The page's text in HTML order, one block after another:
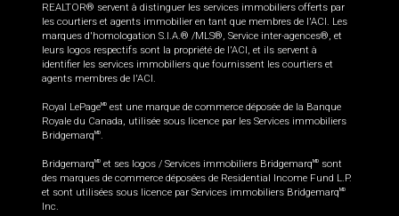
REALTOR® servent à distinguer les services immobiliers offerts par
les courtiers et agents immobilier en tant que membres de l'ACI. Les
marques d'homologation S.I.A.® /MLS®, Service inter-agences®, et
leurs logos respectifs sont la propriété de l'ACI, et ils servent à
identifier les services immobiliers que fournissent les courtiers et
agents membres de l'ACI.
Royal LePageMD est une marque de commerce déposée de la Banque
Royale du Canada, utilisée sous licence par les Services immobiliers
BridgemarqMD
BridgemarqMD et ses logos / Services immobiliers BridgemarqMD
sont
des marques de commerce déposées de Residential Income Fund L.P.
et sont utilisées sous licence par Services immobiliers BridgemarqMD
Inc.